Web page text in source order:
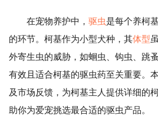
在宠物养护中， 驱虫是每个养柯
的环节。柯基作为小型犬种，其体型
外寄生虫的威胁，如蛔虫、钩虫、跳
有效且适合柯基的驱虫药至关重要。
及市场反馈，为柯基主人提供详细的
助你为爱宠挑选最合适的驱虫产品。